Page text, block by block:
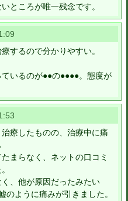
ところが唯一残念です。
するので分かりやすい。
いるのが●●の●●●●。態度が
療したものの、治療中に痛
まらなく、ネットの口コミ
。
、他が原因だったみたい
のように痛みが引きました。